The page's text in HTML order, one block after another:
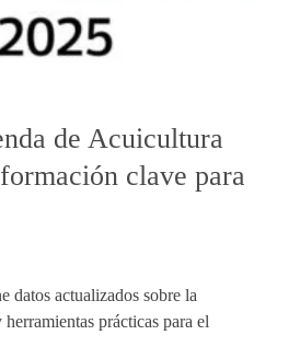
de Acuicultura
clave para
datos actualizados sobre la
prácticas para el